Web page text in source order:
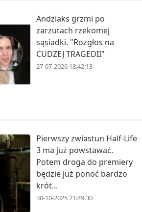
Andziaks grzmi po
zarzutach rzekomej
sąsiadki. "Rozgłos na
CUDZEJ TRAGEDII"
27-07-2026 18:42:13
Pierwszy zwiastun Half-Life
3 ma już powstawać.
Potem droga do premiery
będzie już ponoć bardzo
krót...
30-10-2025 21:49:30